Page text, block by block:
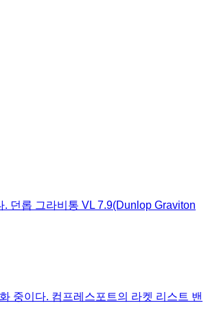
던롭 그라비통 VL 7.9(Dunlop Graviton
중이다. 컴프레스포트의 라켓 리스트 밴